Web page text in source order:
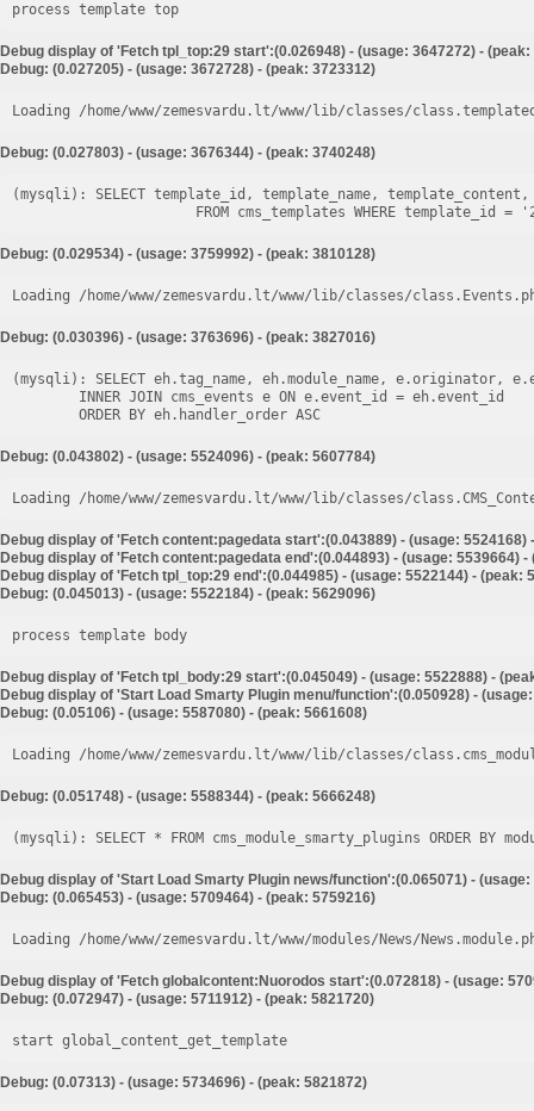
process template top
Debug display of 'Fetch tpl_top:29 start':(0.026948) - (usage: 3647272) - (peak:
Debug: (0.027205) - (usage: 3672728) - (peak: 3723312)
Loading /home/www/zemesvardu.lt/www/lib/classes/
Debug: (0.027803) - (usage: 3676344) - (peak: 3740248)
(mysqli): SELECT template_id, template_name,
Debug: (0.029534) - (usage: 3759992) - (peak: 3810128)
Loading /home/www/zemesvardu.lt/www/lib/classes/
Debug: (0.030396) - (usage: 3763696) - (peak: 3827016)
(mysqli): SELECT eh.tag_name, eh.module_name, e.originator,
Debug: (0.043802) - (usage: 5524096) - (peak: 5607784)
Loading /home/www/zemesvardu.lt/www/lib/classes/
Debug display of 'Fetch content:pagedata start':(0.043889) - (usage: 5524168)
Debug display of 'Fetch content:pagedata end':(0.044893) - (usage: 5539664) -
Debug display of 'Fetch tpl_top:29 end':(0.044985) - (usage: 5522144) - (peak:
Debug: (0.045013) - (usage: 5522184) - (peak: 5629096)
process template body
Debug display of 'Fetch tpl_body:29 start':(0.045049) - (usage: 5522888) -
Debug display of 'Start Load Smarty Plugin menu/function':(0.050928) -
Debug: (0.05106) - (usage: 5587080) - (peak: 5661608)
Loading /home/www/zemesvardu.lt/www/lib/classes/
Debug: (0.051748) - (usage: 5588344) - (peak: 5666248)
Debug display of 'Start Load Smarty Plugin news/function':(0.065071) -
Debug: (0.065453) - (usage: 5709464) - (peak: 5759216)
Loading /home/www/zemesvardu.lt/www/modules/News/
Debug display of 'Fetch globalcontent:Nuorodos start':(0.072818) - (usage:
Debug: (0.072947) - (usage: 5711912) - (peak: 5821720)
start global_content_get_template
Debug: (0.07313) - (usage: 5734696) - (peak: 5821872)